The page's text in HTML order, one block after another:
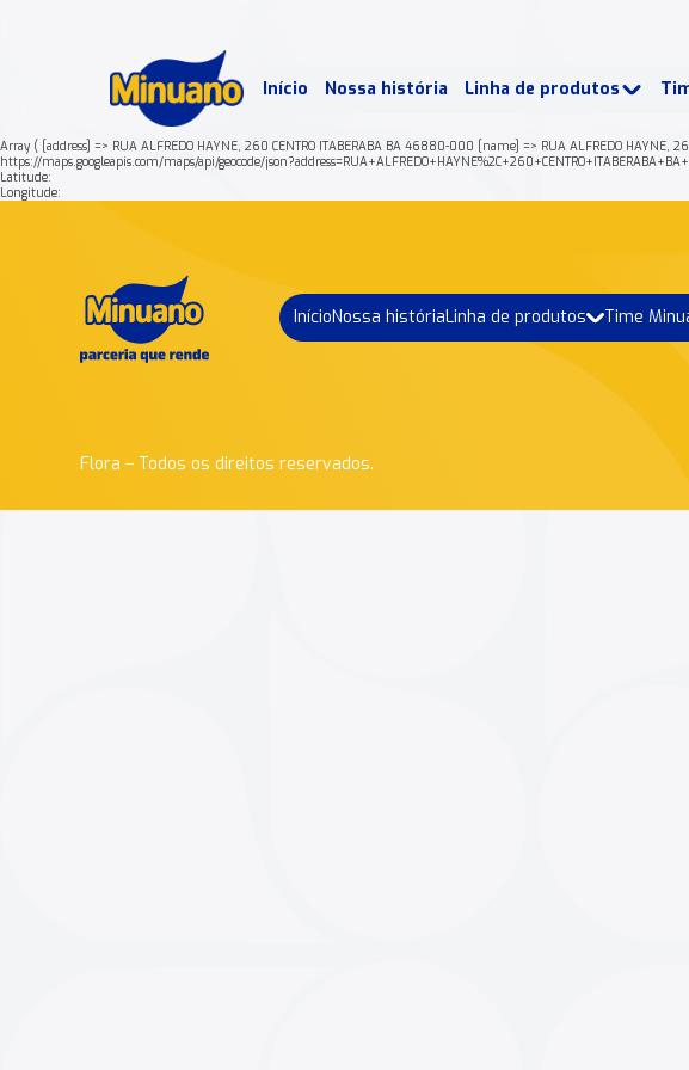
Início Nossa história Linha de produtos
Array ( [address] => RUA ALFREDO HAYNE, 260 CENTRO ITABERABA BA 46880-000 [name] => RUA ALFREDO
https://maps.googleapis.com/maps/api/geocode/
Latitude:
Longitude:
InícioNossa históriaLinha de produtos Time
Flora – Todos os direitos reservados.